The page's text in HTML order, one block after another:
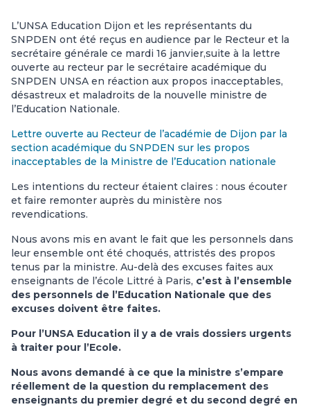
L’UNSA Education Dijon et les représentants du
SNPDEN ont été reçus en audience par le Recteur et la
secrétaire générale ce mardi 16 janvier,suite à la lettre
ouverte au recteur par le secrétaire académique du
SNPDEN UNSA en réaction aux propos inacceptables,
désastreux et maladroits de la nouvelle ministre de
l’Education Nationale.
Lettre ouverte au Recteur de l’académie de Dijon par la
section académique du SNPDEN sur les propos
inacceptables de la Ministre de l’Education nationale
Les intentions du recteur étaient claires : nous écouter
et faire remonter auprès du ministère nos
revendications.
Nous avons mis en avant le fait que les personnels dans
leur ensemble ont été choqués, attristés des propos
tenus par la ministre. Au-delà des excuses faites aux
enseignants de l’école Littré à Paris, c’est à l’ensemble
des personnels de l’Education Nationale que des
excuses doivent être faites.
Pour l’UNSA Education il y a de vrais dossiers urgents
à traiter pour l’Ecole.
Nous avons demandé à ce que la ministre s’empare
réellement de la question du remplacement des
enseignants du premier degré et du second degré en